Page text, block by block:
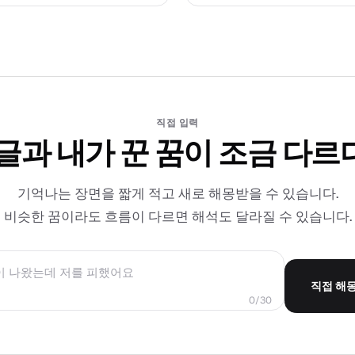
직접 입력
과 내가 꾼 꿈이 조금 다르
기억나는 장면을 짧게 적고 새로 해몽받을 수 있습니다.
비슷한 꿈이라도 흐름이 다르면 해석도 달라질 수 있습니다.
0/30
직접 해